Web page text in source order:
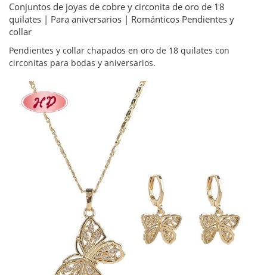
Conjuntos de joyas de cobre y circonita de oro de 18
quilates | Para aniversarios | Románticos Pendientes y
collar
Pendientes y collar chapados en oro de 18 quilates con
circonitas para bodas y aniversarios.